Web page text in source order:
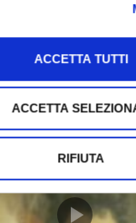
ACCETTA TUTTI
ACCETTA
RIFIUTA
di Fatima (Un
2022